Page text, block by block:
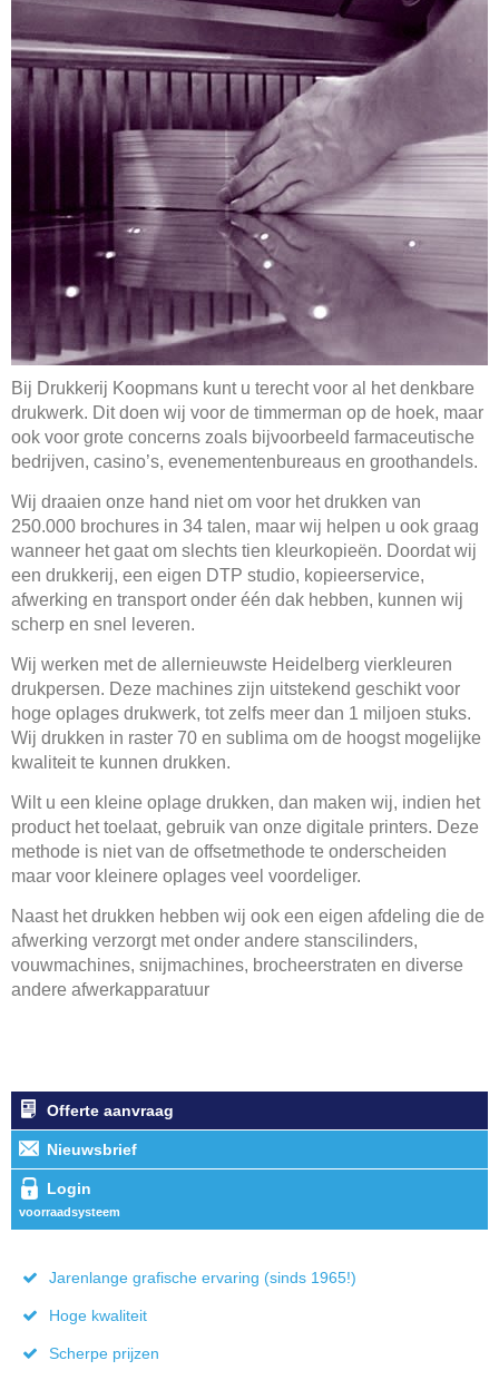
Bij Drukkerij Koopmans kunt u terecht voor al het denkbare
drukwerk. Dit doen wij voor de timmerman op de hoek, maar
ook voor grote concerns zoals bijvoorbeeld farmaceutische
bedrijven, casino’s, evenementenbureaus en groothandels.
Wij draaien onze hand niet om voor het drukken van
250.000 brochures in 34 talen, maar wij helpen u ook graag
wanneer het gaat om slechts tien kleurkopieën. Doordat wij
een drukkerij, een eigen DTP studio, kopieerservice,
afwerking en transport onder één dak hebben, kunnen wij
scherp en snel leveren.
Wij werken met de allernieuwste Heidelberg vierkleuren
drukpersen. Deze machines zijn uitstekend geschikt voor
hoge oplages drukwerk, tot zelfs meer dan 1 miljoen stuks.
Wij drukken in raster 70 en sublima om de hoogst mogelijke
kwaliteit te kunnen drukken.
Wilt u een kleine oplage drukken, dan maken wij, indien het
product het toelaat, gebruik van onze digitale printers. Deze
methode is niet van de offsetmethode te onderscheiden
maar voor kleinere oplages veel voordeliger.
Naast het drukken hebben wij ook een eigen afdeling die de
afwerking verzorgt met onder andere stanscilinders,
vouwmachines, snijmachines, brocheerstraten en diverse
andere afwerkapparatuur
Offerte aanvraag
Nieuwsbrief
Login
voorraadsysteem
Jarenlange grafische ervaring (sinds 1965!)
Hoge kwaliteit
Scherpe prijzen